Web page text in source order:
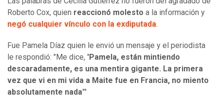
Roberto Cox, quien reaccionó molesto a la información y
negó cualquier vínculo con la exdiputada.
Fue Pamela Díaz quien le envió un mensaje y el periodista
le respondió: "Me dice, 'Pamela, están mintiendo
descaradamente, es una mentira gigante. La primera
vez que vi en mi vida a Maite fue en Francia, no miento
absolutamente nada'"